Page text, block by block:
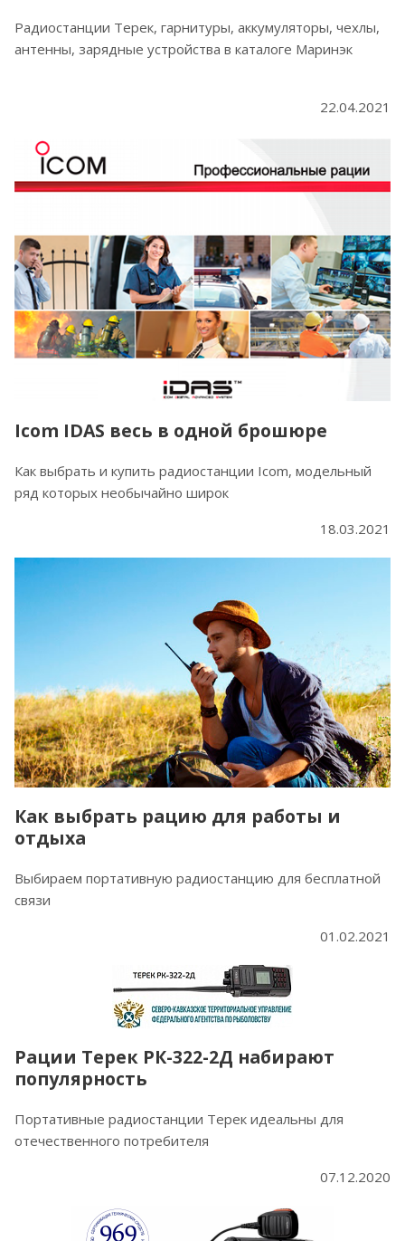
Радиостанции Терек, гарнитуры, аккумуляторы, чехлы,
антенны, зарядные устройства в каталоге Маринэк
22.04.2021
Icom IDAS весь в одной брошюре
Как выбрать и купить радиостанции Icom, модельный
ряд которых необычайно широк
18.03.2021
Как выбрать рацию для работы и
отдыха
Выбираем портативную радиостанцию для бесплатной
связи
01.02.2021
Рации Терек РК-322-2Д набирают
популярность
Портативные радиостанции Терек идеальны для
отечественного потребителя
07.12.2020